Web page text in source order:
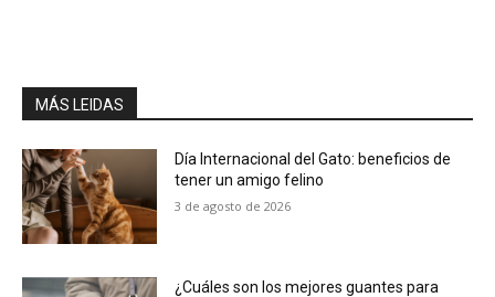
MÁS LEIDAS
Día Internacional del Gato: beneficios de
tener un amigo felino
3 de agosto de 2026
¿Cuáles son los mejores guantes para